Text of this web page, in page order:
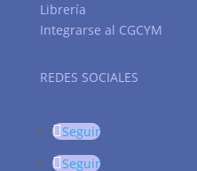
Librería
Integrarse al CGCYM
REDES SOCIALES
Seguir
Seguir